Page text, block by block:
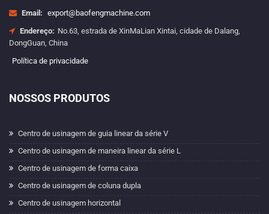
Email: export@baofengmachine.com
Endereço: No.63, estrada de XinMaLian Xintai, cidade de Dalang,
DongGuan, China
Política de privacidade
NOSSOS PRODUTOS
Centro de usinagem de guia linear da série V
Centro de usinagem de maneira linear da série L
Centro de usinagem de forma caixa
Centro de usinagem de coluna dupla
Centro de usinagem horizontal